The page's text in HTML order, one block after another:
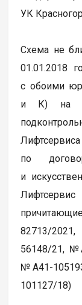
УК
Схема не
01.01.2018
с обоими
и К) на
по
и
82713/
56148/21,
№А41-
101127/18)